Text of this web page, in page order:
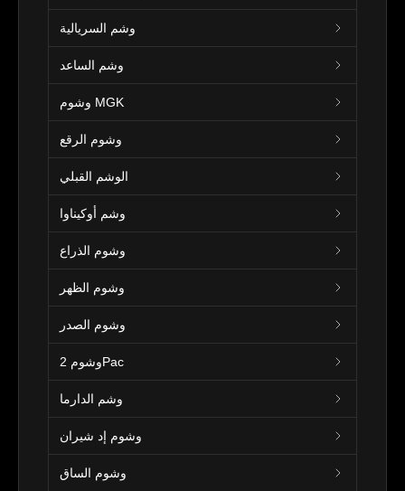
وشم السريالية
وشم الساعد
وشوم MGK
وشوم الرقع
الوشم القبلي
وشم أوكيناوا
وشوم الذراع
وشوم الظهر
وشوم الصدر
وشوم 2Pac
وشم الدارما
وشوم إد شيران
وشوم الساق